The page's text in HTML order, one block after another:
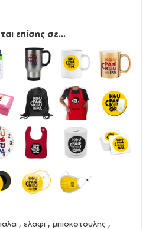
επίσης σε...
, ελαφι , μπισκοτουλης ,